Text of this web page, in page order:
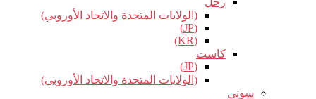
(الولايات المتحدة والاتحاد الأوروبي)
(JP)
(KR)
كاست
(JP)
(الولايات المتحدة والاتحاد الأوروبي)
سوني